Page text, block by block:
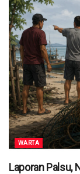
WARTA
Laporan Palsu,